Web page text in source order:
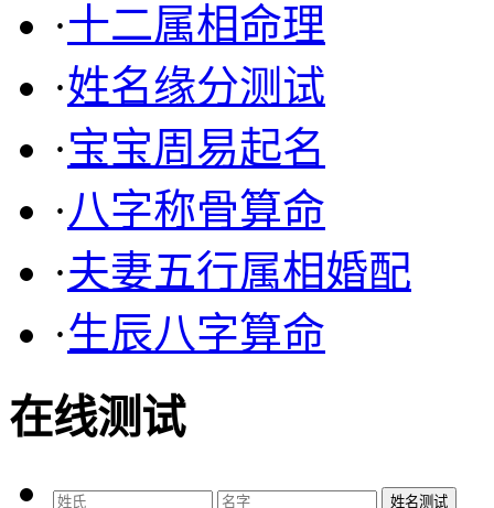
·十二属相命理
·姓名缘分测试
·宝宝周易起名
·八字称骨算命
·夫妻五行属相婚配
·生辰八字算命
在线测试